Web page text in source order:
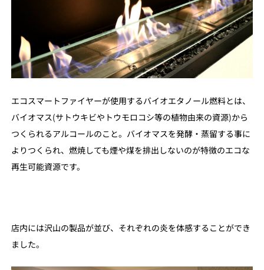
エコスマートファイヤーが使用するバイオエタノール燃料とは、
バイオマス(サトウキビやトウモロコシ等の植物由来の資源)から
つくられるアルコールのこと。バイオマスを発酵・蒸留する事に
よりつくられ、燃焼しても煙や煤を排出しないのが特徴のエコな
再生可能資源です。
店内には沢山の製品が並び、それぞれの炎を体感することができ
ました。